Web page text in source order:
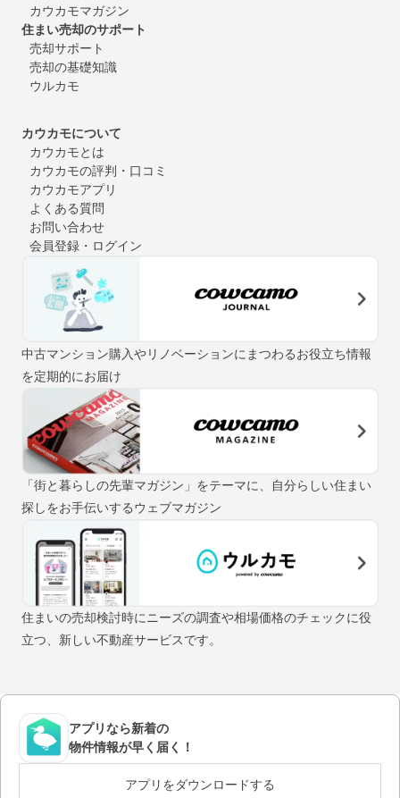
カウカモマガジン
住まい売却のサポート
売却サポート
売却の基礎知識
ウルカモ
カウカモについて
カウカモとは
カウカモの評判・口コミ
カウカモアプリ
よくある質問
お問い合わせ
会員登録・ログイン
中古マンション購入やリノベーションにまつわるお役立ち情報
を定期的にお届け
「街と暮らしの先輩マガジン」をテーマに、自分らしい住まい
探しをお手伝いするウェブマガジン
住まいの売却検討時にニーズの調査や相場価格のチェックに役
立つ、新しい不動産サービスです。
アプリなら新着の
物件情報が早く届く！
アプリをダウンロードする